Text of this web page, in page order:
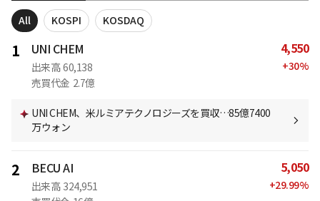
All KOSPI KOSDAQ
1 UNI CHEM
出来高 60,138
売買代金 2.7億
4,550
+30%
UNI CHEM、米ルミアテクノロジーズを買収…85億7400
万ウォン
2 BECU AI
出来高 324,951
5,050
+29.99%